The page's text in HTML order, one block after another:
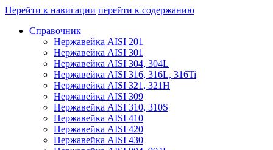
Перейти к навигации перейти к содержанию
Справочник
Нержавейка AISI 201
Нержавейка AISI 301
Нержавейка AISI 304, 304L
Нержавейка AISI 316, 316L, 316Ti
Нержавейка AISI 321, 321H
Нержавейка AISI 309
Нержавейка AISI 310, 310S
Нержавейка AISI 410
Нержавейка AISI 420
Нержавейка AISI 430